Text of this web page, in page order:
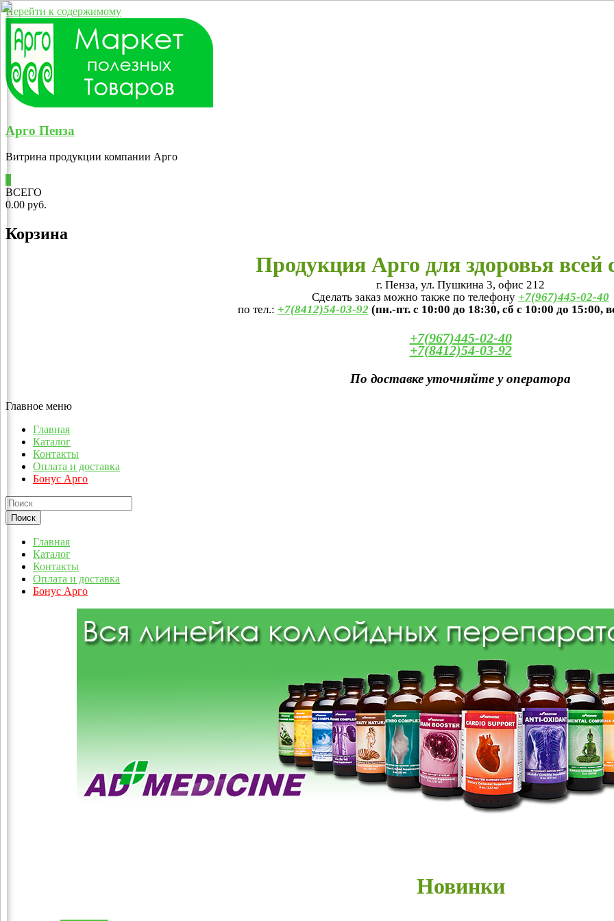
Перейти к содержимому
Арго Пенза
Витрина продукции компании Арго
ВСЕГО
0.00 руб.
Корзина
Продукция Арго для здоровья всей
г. Пенза, ул. Пушкина 3, офис 212
Сделать заказ можно также по телефону +7(967)445-02-40
по тел.: +7(8412)54-03-92 (пн.-пт. с 10:00 до 18:30, сб с 10:00 до 15:00,
+7(967)445-02-40
+7(8412)54-03-92
По доставке уточняйте у оператора
Главное меню
Главная
Каталог
Контакты
Оплата и доставка
Бонус Арго
Главная
Каталог
Контакты
Оплата и доставка
Бонус Арго
Новинки